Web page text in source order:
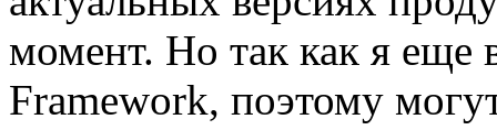
момент. Но так как я еще
Framework, поэтому